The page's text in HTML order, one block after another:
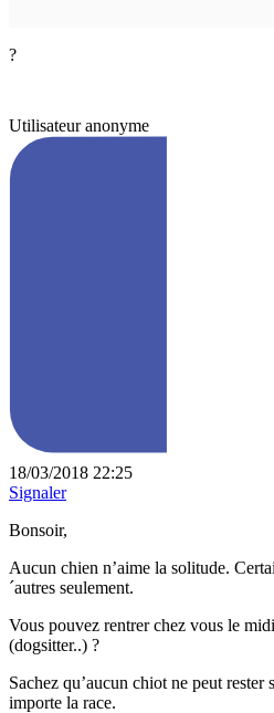
?
Utilisateur anonyme
18/03/2018 22:25
Signaler
Bonsoir,
Aucun chien n’aime la solitude.
´autres seulement.
Vous pouvez rentrer chez vous le
(dogsitter..) ?
Sachez qu’aucun chiot ne peut rester
importe la race.